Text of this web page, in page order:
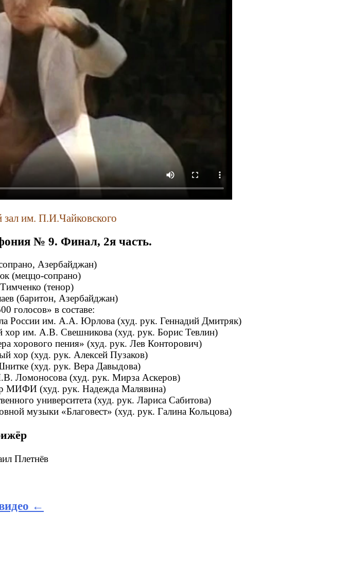
им. П.И.Чайковского
№ 9. Финал, 2я часть.
Азербайджан)
(меццо-сопрано)
(тенор)
(баритон, Азербайджан)
голосов» в составе:
России им. А.А. Юрлова (худ. рук. Геннадий Дмитряк)
хор им. А.В. Свешникова (худ. рук. Борис Тевлин)
хорового пения» (худ. рук. Лев Конторович)
хор (худ. рук. Алексей Пузаков)
(худ. рук. Вера Давыдова)
Ломоносова (худ. рук. Мирза Аскеров)
МИФИ (худ. рук. Надежда Малявина)
университета (худ. рук. Лариса Сабитова)
музыки «Благовест» (худ. рук. Галина Кольцова)
Плетнёв
←